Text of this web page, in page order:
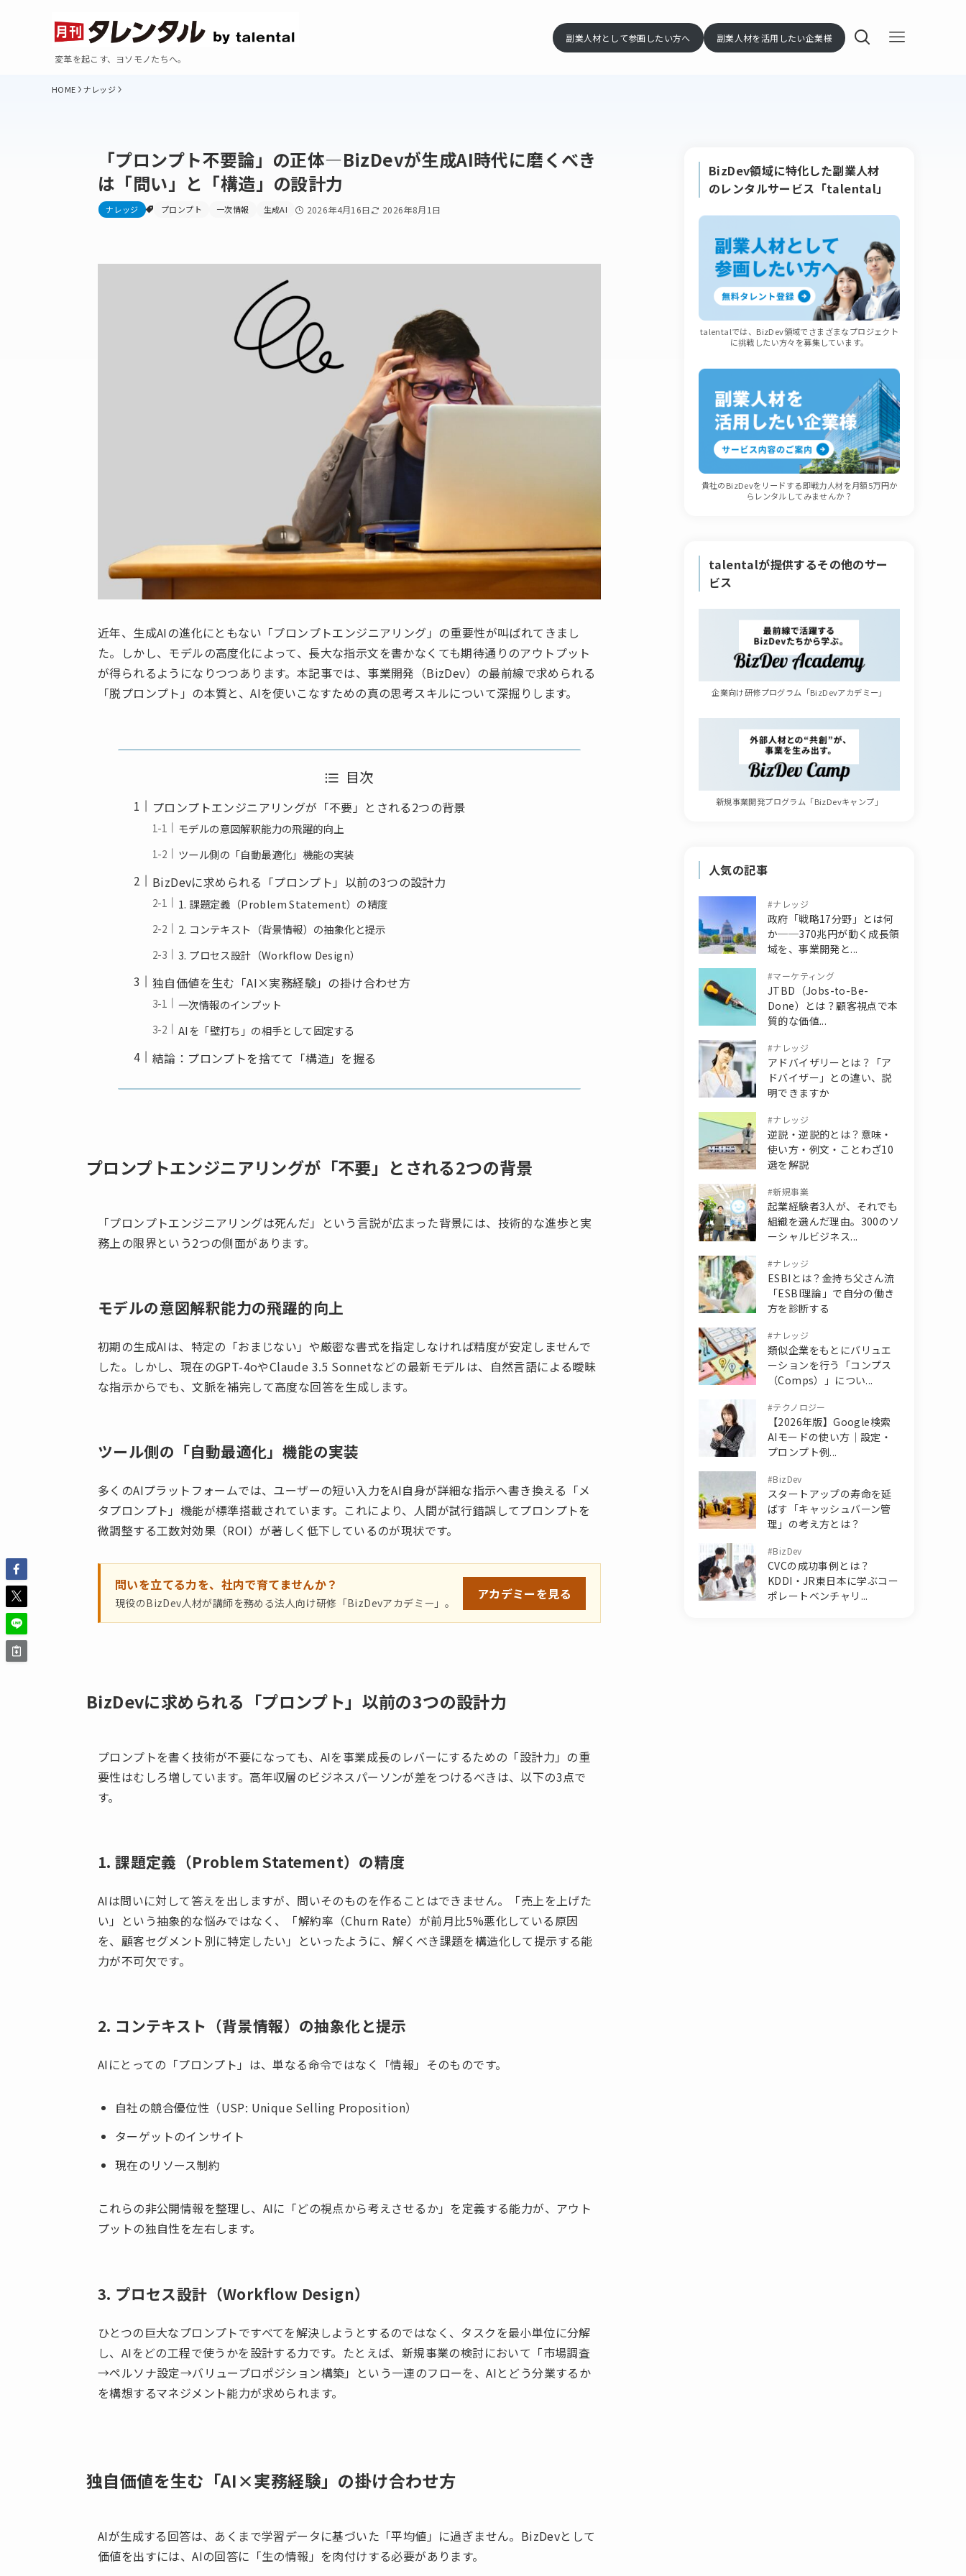
変革を起こす、ヨソモノたちへ。
副業人材として参画したい方へ 副業人材を活用したい企業様
ナレッジ
「プロンプト不要論」の正体—BizDevが生成AI時代に磨くべき
は「問い」と「構造」の設計力
ナレッジ プロンプト 一次情報 生成AI 2026年4月16日 2026年8月1日
近年、生成AIの進化にともない「プロンプトエンジニアリング」の重要性が叫ばれてきまし
た。しかし、モデルの高度化によって、長大な指示文を書かなくても期待通りのアウトプット
が得られるようになりつつあります。本記事では、事業開発（BizDev）の最前線で求められる
「脱プロンプト」の本質と、AIを使いこなすための真の思考スキルについて深掘りします。
目次
プロンプトエンジニアリングが「不要」とされる2つの背景
モデルの意図解釈能力の飛躍的向上
ツール側の「自動最適化」機能の実装
BizDevに求められる「プロンプト」以前の3つの設計力
1. 課題定義（Problem Statement）の精度
2. コンテキスト（背景情報）の抽象化と提示
3. プロセス設計（Workflow Design）
独自価値を生む「AI×実務経験」の掛け合わせ方
一次情報のインプット
AIを「壁打ち」の相手として固定する
結論：プロンプトを捨てて「構造」を握る
プロンプトエンジニアリングが「不要」とされる2つの背景
「プロンプトエンジニアリングは死んだ」という言説が広まった背景には、技術的な進歩と実
務上の限界という2つの側面があります。
モデルの意図解釈能力の飛躍的向上
初期の生成AIは、特定の「おまじない」や厳密な書式を指定しなければ精度が安定しませんで
した。しかし、現在のGPT-4oやClaude 3.5 Sonnetなどの最新モデルは、自然言語による曖昧
な指示からでも、文脈を補完して高度な回答を生成します。
ツール側の「自動最適化」機能の実装
多くのAIプラットフォームでは、ユーザーの短い入力をAI自身が詳細な指示へ書き換える「メ
タプロンプト」機能が標準搭載されています。これにより、人間が試行錯誤してプロンプトを
微調整する工数対効果（ROI）が著しく低下しているのが現状です。
問いを立てる力を、社内で育てませんか？
現役のBizDev人材が講師を務める法人向け研修「BizDevアカデミー」。
アカデミーを見る
BizDevに求められる「プロンプト」以前の3つの設計力
プロンプトを書く技術が不要になっても、AIを事業成長のレバーにするための「設計力」の重
要性はむしろ増しています。高年収層のビジネスパーソンが差をつけるべきは、以下の3点で
す。
1. 課題定義（Problem Statement）の精度
AIは問いに対して答えを出しますが、問いそのものを作ることはできません。「売上を上げた
い」という抽象的な悩みではなく、「解約率（Churn Rate）が前月比5%悪化している原因
を、顧客セグメント別に特定したい」といったように、解くべき課題を構造化して提示する能
力が不可欠です。
2. コンテキスト（背景情報）の抽象化と提示
AIにとっての「プロンプト」は、単なる命令ではなく「情報」そのものです。
自社の競合優位性（USP: Unique Selling Proposition）
ターゲットのインサイト
現在のリソース制約
これらの非公開情報を整理し、AIに「どの視点から考えさせるか」を定義する能力が、アウト
プットの独自性を左右します。
3. プロセス設計（Workflow Design）
ひとつの巨大なプロンプトですべてを解決しようとするのではなく、タスクを最小単位に分解
し、AIをどの工程で使うかを設計する力です。たとえば、新規事業の検討において「市場調査
→ペルソナ設定→バリュープロポジション構築」という一連のフローを、AIとどう分業するか
を構想するマネジメント能力が求められます。
独自価値を生む「AI×実務経験」の掛け合わせ方
AIが生成する回答は、あくまで学習データに基づいた「平均値」に過ぎません。BizDevとして
価値を出すには、AIの回答に「生の情報」を肉付けする必要があります。
BizDev領域に特化した副業人材
のレンタルサービス「talental」
talentalでは、BizDev領域でさまざまなプロジェクト
に挑戦したい方々を募集しています。
貴社のBizDevをリードする即戦力人材を月額5万円か
らレンタルしてみませんか？
talentalが提供するその他のサー
ビス
企業向け研修プログラム「BizDevアカデミー」
新規事業開発プログラム「BizDevキャンプ」
人気の記事
#ナレッジ
政府「戦略17分野」とは何
か──370兆円が動く成長領
域を、事業開発と...
#マーケティング
JTBD（Jobs-to-Be-
Done）とは？顧客視点で本
質的な価値...
#ナレッジ
アドバイザリーとは？「ア
ドバイザー」との違い、説
明できますか
#ナレッジ
逆説・逆説的とは？意味・
使い方・例文・ことわざ10
選を解説
#新規事業
起業経験者3人が、それでも
組織を選んだ理由。300のソ
ーシャルビジネス...
#ナレッジ
ESBIとは？金持ち父さん流
「ESBI理論」で自分の働き
方を診断する
#ナレッジ
類似企業をもとにバリュエ
ーションを行う「コンプス
（Comps）」につい...
#テクノロジー
【2026年版】Google検索
AIモードの使い方｜設定・
プロンプト例...
#BizDev
スタートアップの寿命を延
ばす「キャッシュバーン管
理」の考え方とは？
#BizDev
CVCの成功事例とは？
KDDI・JR東日本に学ぶコー
ポレートベンチャリ...